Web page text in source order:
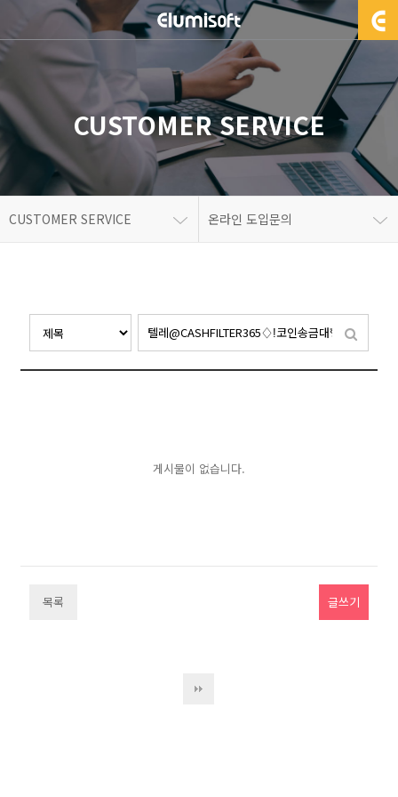
CUSTOMER SERVICE
CUSTOMER SERVICE 온라인 도입문의
게시물이 없습니다.
목록 글쓰기